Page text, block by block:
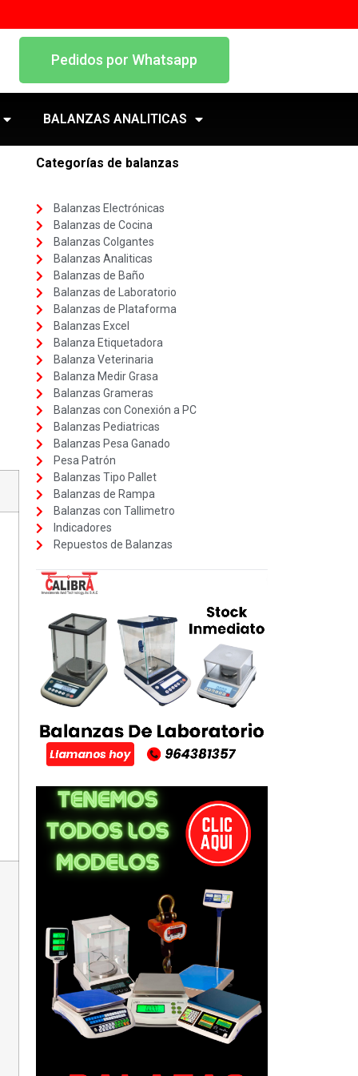
Pedidos por Whatsapp
BALANZAS ANALITICAS
Categorías de balanzas
Balanzas Electrónicas
Balanzas de Cocina
Balanzas Colgantes
Balanzas Analiticas
Balanzas de Baño
Balanzas de Laboratorio
Balanzas de Plataforma
Balanzas Excel
Balanza Etiquetadora
Balanza Veterinaria
Balanza Medir Grasa
Balanzas Grameras
Balanzas con Conexión a PC
Balanzas Pediatricas
Balanzas Pesa Ganado
Pesa Patrón
Balanzas Tipo Pallet
Balanzas de Rampa
Balanzas con Tallimetro
Indicadores
Repuestos de Balanzas